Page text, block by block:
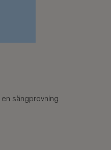
sängprovning